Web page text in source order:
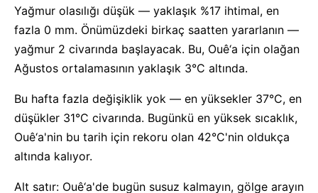
Yağmur olasılığı düşük — yaklaşık %17 ihtimal, en
fazla 0 mm. Önümüzdeki birkaç saatten yararlanın —
yağmur 2 civarında başlayacak. Bu, Ouê‘a için olağan
Ağustos ortalamasının yaklaşık 3°C altında.
Bu hafta fazla değişiklik yok — en yüksekler 37°C, en
düşükler 31°C civarında. Bugünkü en yüksek sıcaklık,
Ouê‘a'nin bu tarih için rekoru olan 42°C'nin oldukça
altında kalıyor.
Alt satır: Ouê‘a'de bugün susuz kalmayın, gölge arayın